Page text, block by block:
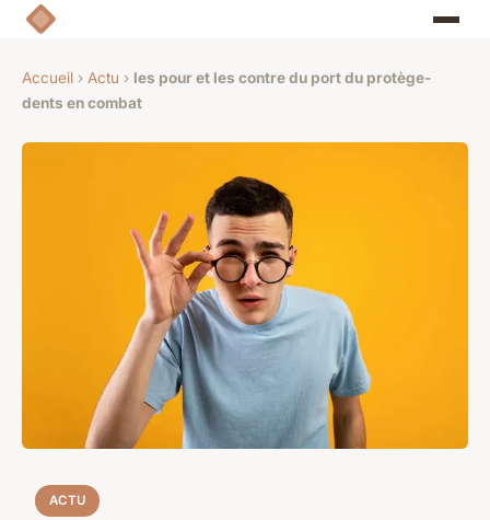
Accueil › Actu › les pour et les contre du port du protège-
dents en combat
ACTU